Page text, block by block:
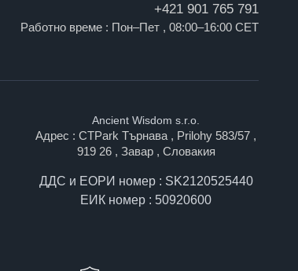
+421 901 765 791
Работно време : Пон–Пет , 08:00–16:00 CET
Ancient Wisdom s.r.o.
Адрес : CTPark Търнава , Prilohy 583/57 ,
919 26 , Завар , Словакия
ДДС и ЕОРИ номер : SK2120525440
ЕИК номер : 50920600